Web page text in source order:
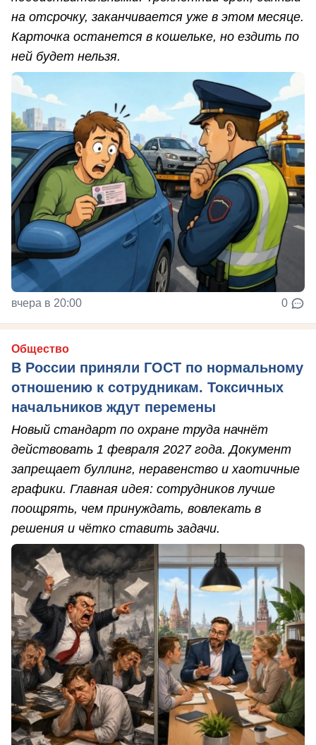
на отсрочку, заканчивается уже в этом месяце.
Карточка останется в кошельке, но ездить по
ней будет нельзя.
вчера в 20:00 0
Общество
В России приняли ГОСТ по нормальному
отношению к сотрудникам. Токсичных
начальников ждут перемены
Новый стандарт по охране труда начнёт
действовать 1 февраля 2027 года. Документ
запрещает буллинг, неравенство и хаотичные
графики. Главная идея: сотрудников лучше
поощрять, чем принуждать, вовлекать в
решения и чётко ставить задачи.